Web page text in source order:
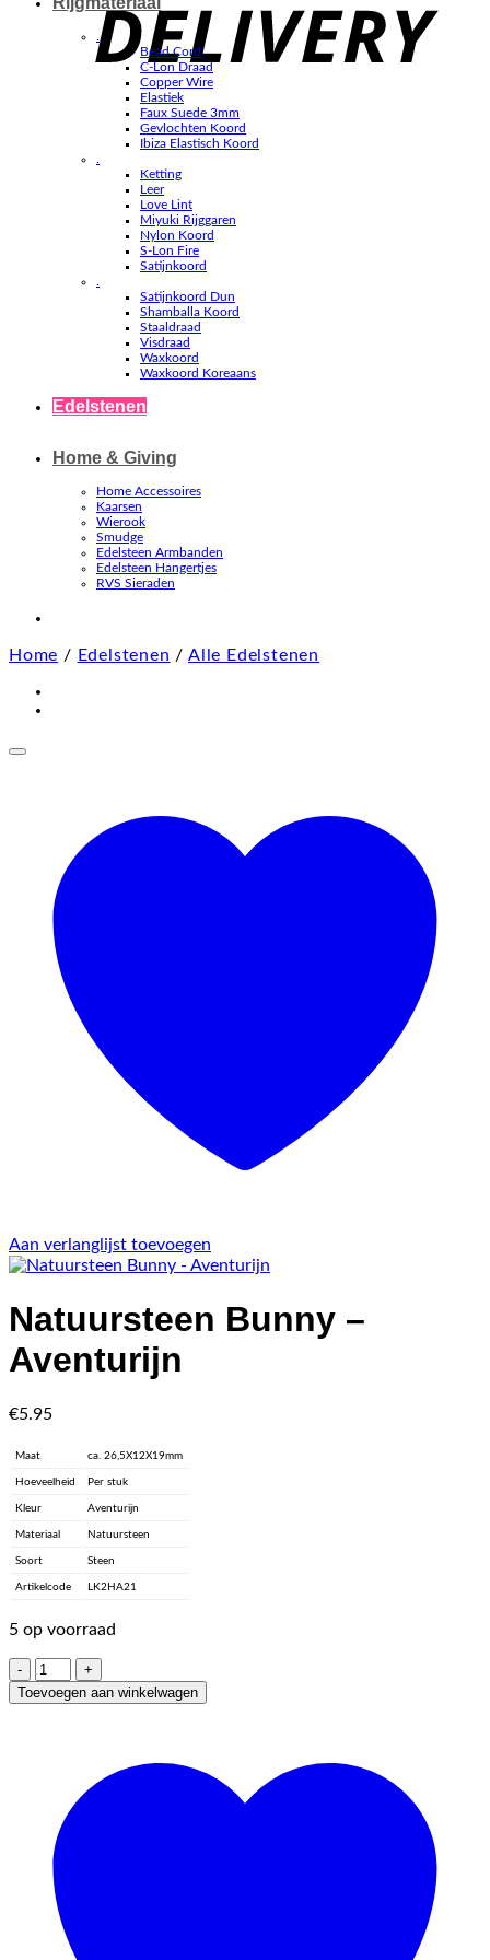
.
Bead Cord
C-Lon Draad
Copper Wire
Elastiek
Faux Suede 3mm
Gevlochten Koord
Ibiza Elastisch Koord
.
Ketting
Leer
Love Lint
Miyuki Rijggaren
Nylon Koord
S-Lon Fire
Satijnkoord
.
Satijnkoord Dun
Shamballa Koord
Staaldraad
Visdraad
Waxkoord
Waxkoord Koreaans
Edelstenen
Home & Giving
Home Accessoires
Kaarsen
Wierook
Smudge
Edelsteen Armbanden
Edelsteen Hangertjes
RVS Sieraden
Home / Edelstenen / Alle Edelstenen
Aan verlanglijst toevoegen
Natuursteen Bunny –
Aventurijn
€5.95
Maat ca. 26,5X12X19mm
Hoeveelheid Per stuk
Kleur Aventurijn
Materiaal Natuursteen
Soort Steen
Artikelcode LK2HA21
5 op voorraad
Natuursteen
Bunny
-
Toevoegen aan winkelwagen